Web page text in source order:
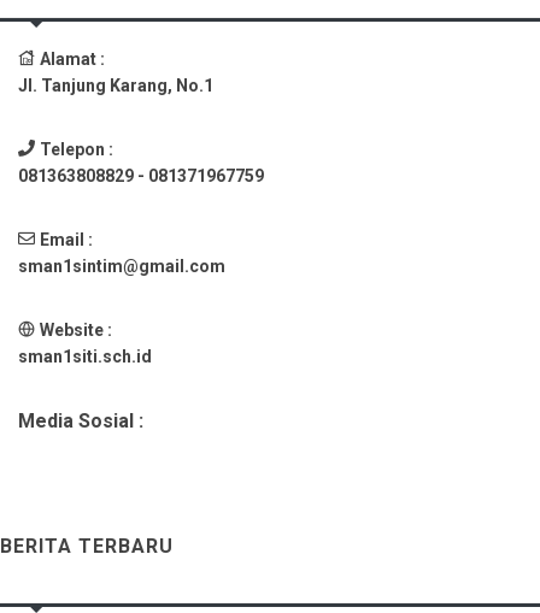
Alamat :
Jl. Tanjung Karang, No.1
Telepon :
081363808829 - 081371967759
Email :
sman1sintim@gmail.com
Website :
sman1siti.sch.id
Media Sosial :
BERITA TERBARU